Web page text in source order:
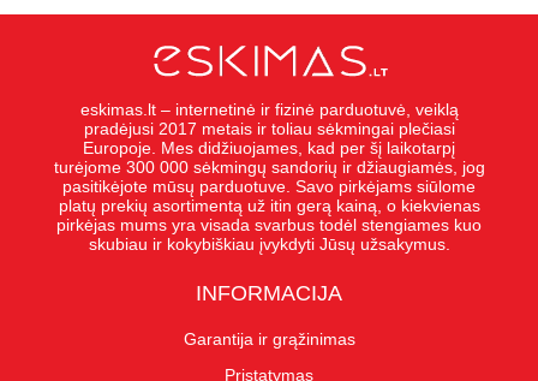
eskimas.lt – internetinė ir fizinė parduotuvė, veiklą
pradėjusi 2017 metais ir toliau sėkmingai plečiasi
Europoje. Mes didžiuojames, kad per šį laikotarpį
turėjome 300 000 sėkmingų sandorių ir džiaugiamės, jog
pasitikėjote mūsų parduotuve. Savo pirkėjams siūlome
platų prekių asortimentą už itin gerą kainą, o kiekvienas
pirkėjas mums yra visada svarbus todėl stengiames kuo
skubiau ir kokybiškiau įvykdyti Jūsų užsakymus.
INFORMACIJA
Garantija ir grąžinimas
Pristatymas